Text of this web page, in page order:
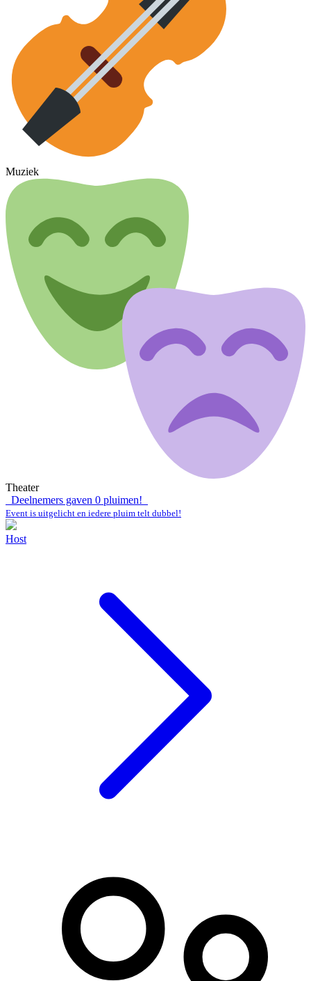
Muziek
Theater
Deelnemers gaven 0 pluimen!
Event is uitgelicht en iedere pluim telt dubbel!
Host